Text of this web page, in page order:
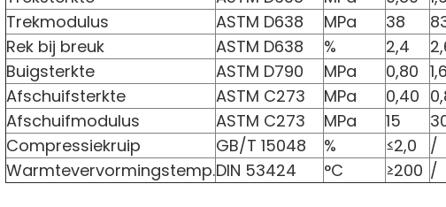
Trekmodulus
ASTM D638 MPa 38
Rek bij breuk
ASTM D638 % 2,4
Buigsterkte
ASTM D790 MPa 0,80
Afschuifsterkte
ASTM C273 MPa 0,40
Afschuifmodulus
ASTM C273 MPa 15
Compressiekruip
GB/T 15048 % ≤2,0 /
Warmtevervormingstemp.DIN 53424 °C ≥200 /